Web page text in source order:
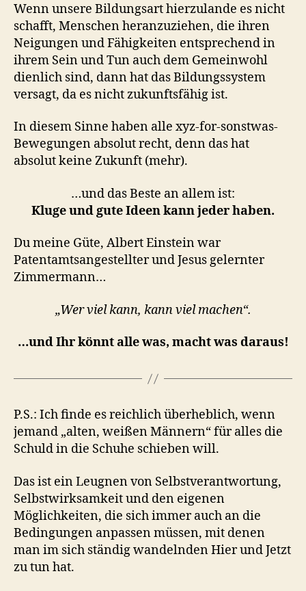
Wenn unsere Bildungsart hierzulande es nicht
schafft, Menschen heranzuziehen, die ihren
Neigungen und Fähigkeiten entsprechend in
ihrem Sein und Tun auch dem Gemeinwohl
dienlich sind, dann hat das Bildungssystem
versagt, da es nicht zukunftsfähig ist.
In diesem Sinne haben alle xyz-for-sonstwas-
Bewegungen absolut recht, denn das hat
absolut keine Zukunft (mehr).
…und das Beste an allem ist:
Kluge und gute Ideen kann jeder haben.
Du meine Güte, Albert Einstein war
Patentamtsangestellter und Jesus gelernter
Zimmermann…
„Wer viel kann, kann viel machen“.
…und Ihr könnt alle was, macht was daraus!
P.S.: Ich finde es reichlich überheblich, wenn
jemand „alten, weißen Männern“ für alles die
Schuld in die Schuhe schieben will.
Das ist ein Leugnen von Selbstverantwortung,
Selbstwirksamkeit und den eigenen
Möglichkeiten, die sich immer auch an die
Bedingungen anpassen müssen, mit denen
man im sich ständig wandelnden Hier und Jetzt
zu tun hat.